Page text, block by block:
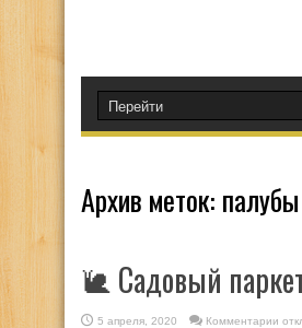
Архив меток:
🐌 Садовый
5 апреля, 2020 Комментарии